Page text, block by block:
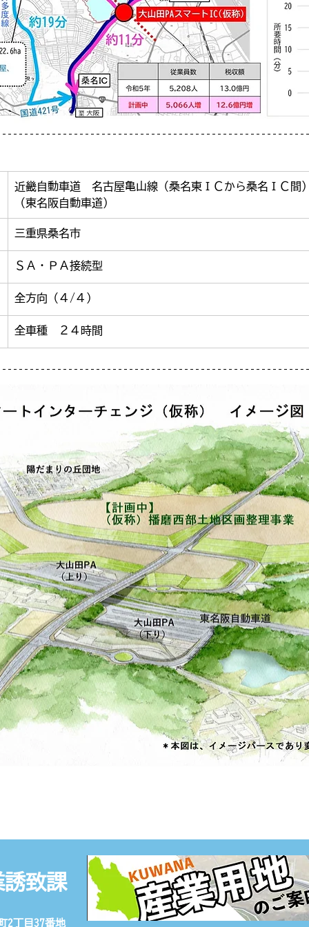
近畿自動車道　名古屋亀山線（桑名東ＩＣから桑名ＩＣ間
（東名阪自動車道）
三重県桑名市
ＳＡ・ＰＡ接続型
全方向（４/４）
全車種　２４時間
致課
2丁目37番地